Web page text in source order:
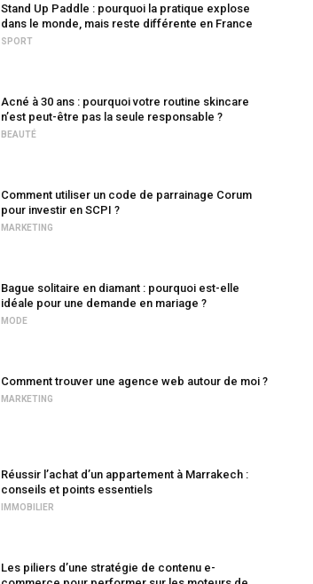
Stand Up Paddle : pourquoi la pratique explose
dans le monde, mais reste différente en France
SPORT
Acné à 30 ans : pourquoi votre routine skincare
n’est peut-être pas la seule responsable ?
BEAUTÉ
Comment utiliser un code de parrainage Corum
pour investir en SCPI ?
MARKETING
Bague solitaire en diamant : pourquoi est-elle
idéale pour une demande en mariage ?
MODE
Comment trouver une agence web autour de moi ?
MARKETING
Réussir l’achat d’un appartement à Marrakech :
conseils et points essentiels
IMMOBILIER
Les piliers d’une stratégie de contenu e-